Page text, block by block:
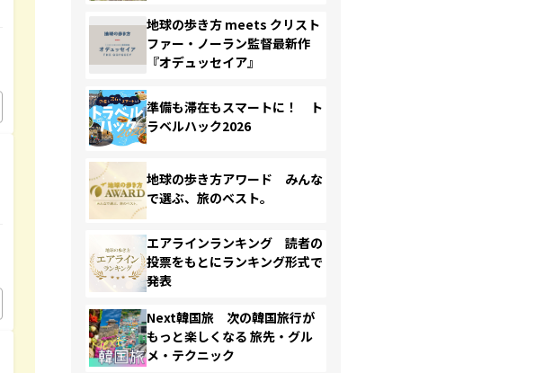
地球の歩き方 meets クリスト
ファー・ノーラン監督最新作
『オデュッセイア』
準備も滞在もスマートに！ ト
ラベルハック2026
地球の歩き方アワード みんな
で選ぶ、旅のベスト。
エアラインランキング 読者の
投票をもとにランキング形式で
発表
Next韓国旅 次の韓国旅行が
もっと楽しくなる 旅先・グル
メ・テクニック